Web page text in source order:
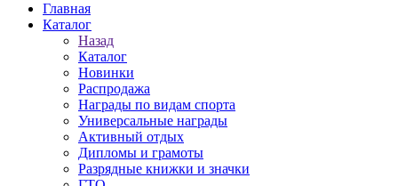
Главная
Каталог
Назад
Каталог
Новинки
Распродажа
Награды по видам спорта
Универсальные награды
Активный отдых
Дипломы и грамоты
Разрядные книжки и значки